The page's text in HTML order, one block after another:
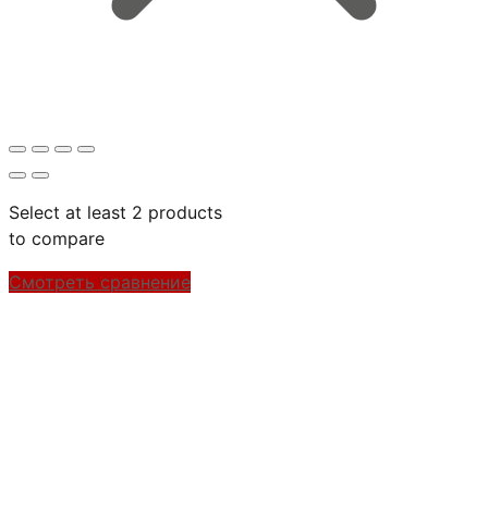
Select at least 2 products
to compare
Смотреть сравнение